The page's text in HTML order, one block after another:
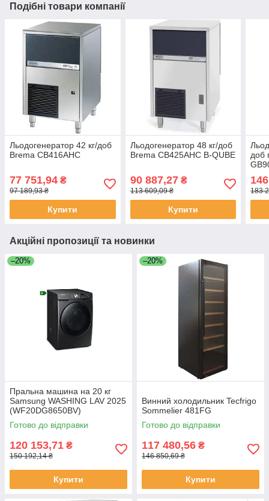
Подібні товари компанії
Льодогенератор 42 кг/доб
Brema CB416AHC
77 751,94 ₴
97 189,93 ₴
Купити
Льодогенератор 48 кг/доб
Brema CB425AHC B-QUBE
90 887,27₴
113 609,09 ₴
Купити
доб
183
Акційні пропозиції та новинки
–20%
Пральна машина на 20 кг
Samsung WASHING LAV 2025
(WF20DG8650BV)
Готово до відправки
120 153,71 ₴
150 192,14 ₴
Купити
–20%
Винний холодильник Tecfrigo
Sommelier 481FG
Готово до відправки
117 480,56 ₴
146 850,69 ₴
Купити